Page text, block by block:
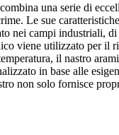
una serie di
Le sue
nei campi industriali,
viene utilizzato per il
il nastro
in base alle
non solo fornisce